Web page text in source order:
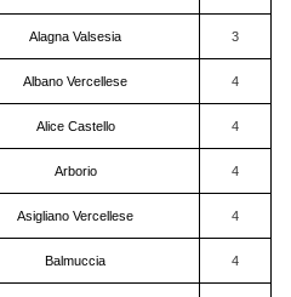
Alagna Valsesia 3
Albano Vercellese 4
Alice Castello 4
Arborio 4
Asigliano Vercellese 4
Balmuccia 4